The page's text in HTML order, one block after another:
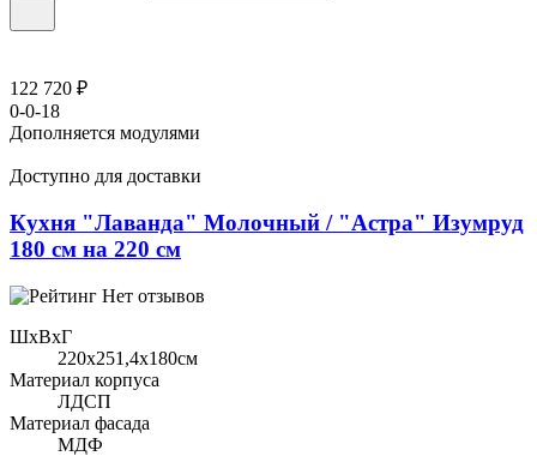
122 720 ₽
0-0-18
Дополняется модулями
Доступно для доставки
Кухня "Лаванда" Молочный / "Астра" Изумруд
180 см на 220 см
Нет отзывов
ШхВхГ
220x251,4х180см
Материал корпуса
ЛДСП
Материал фасада
МДФ